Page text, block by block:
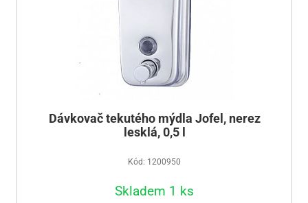
Dávkovač tekutého mýdla Jofel, nerez
lesklá, 0,5 l
Kód: 1200950
Skladem 1 ks